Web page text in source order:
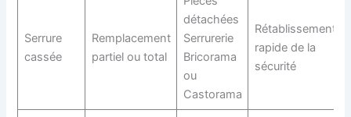
Serrure
cassée
Remplacement
partiel ou total
détachées
Serrurerie
Bricorama
ou
Castorama
Rétablissement
rapide de la
sécurité